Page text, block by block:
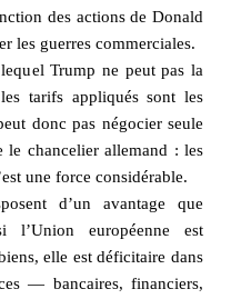
des actions de Donald
les guerres commerciales.
Trump ne peut pas la
tarifs appliqués sont les
donc pas négocier seule
le chancelier allemand : les
une force considérable.
d’un avantage que
européenne est
elle est déficitaire dans
— bancaires, financiers,